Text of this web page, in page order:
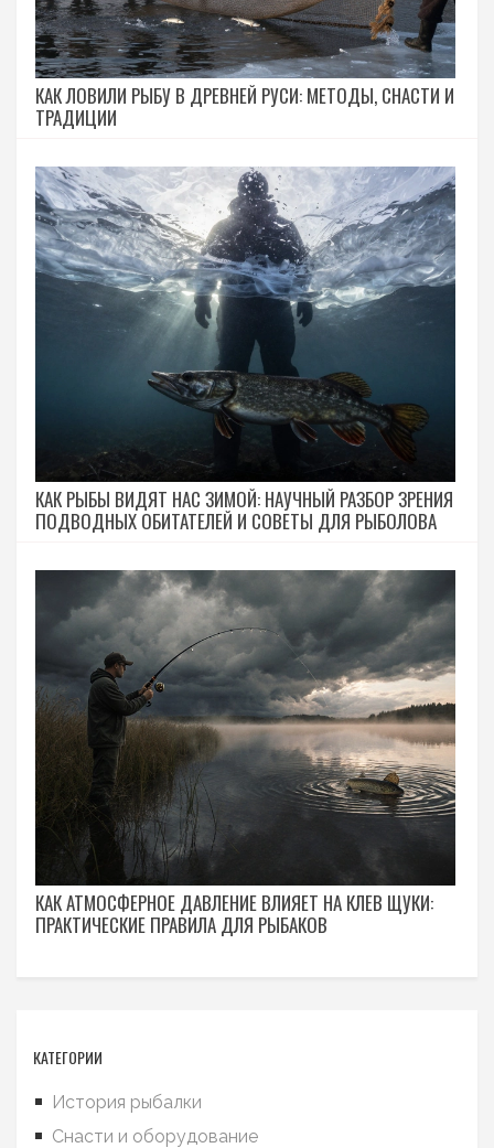
КАК ЛОВИЛИ РЫБУ В ДРЕВНЕЙ РУСИ: МЕТОДЫ, СНАСТИ И
ТРАДИЦИИ
КАК РЫБЫ ВИДЯТ НАС ЗИМОЙ: НАУЧНЫЙ РАЗБОР ЗРЕНИЯ
ПОДВОДНЫХ ОБИТАТЕЛЕЙ И СОВЕТЫ ДЛЯ РЫБОЛОВА
КАК АТМОСФЕРНОЕ ДАВЛЕНИЕ ВЛИЯЕТ НА КЛЕВ ЩУКИ:
ПРАКТИЧЕСКИЕ ПРАВИЛА ДЛЯ РЫБАКОВ
КАТЕГОРИИ
История рыбалки
Снасти и оборудование